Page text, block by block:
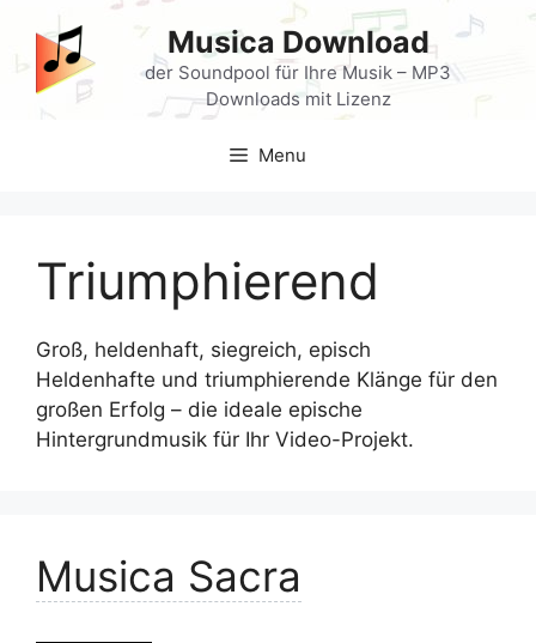
content
Musica Download
der Soundpool für Ihre Musik – MP3
Downloads mit Lizenz
Menu
Triumphierend
Groß, heldenhaft, siegreich, episch
Heldenhafte und triumphierende Klänge für den
großen Erfolg – die ideale epische
Hintergrundmusik für Ihr Video-Projekt.
Musica Sacra